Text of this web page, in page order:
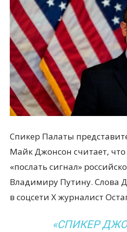
новости
обо
всем
Спикер Палаты
Майк Джонсон считает,
«послать сигнал»
Владимиру Путину. Слова
в соцсети Х журналист
«СПИКЕР